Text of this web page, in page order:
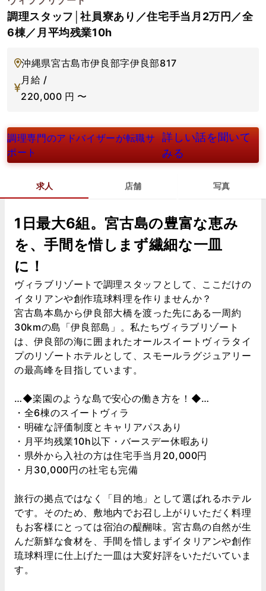
調理スタッフ│社員寮あり／住宅手当月2万円／全
6棟／月平均残業10h
沖縄県宮古島市伊良部字伊良部817
月給 /
220,000 円 〜
調理専門のアドバイザーが転職サ
ポート
詳しい話を聞いて
みる
求人 店舗 写真
1日最大6組。宮古島の豊富な恵み
を、手間を惜しまず繊細な一皿
に！
ヴィラブリゾートで調理スタッフとして、ここだけの
イタリアンや創作琉球料理を作りませんか？
宮古島本島から伊良部大橋を渡った先にある一周約
30kmの島「伊良部島」。私たちヴィラブリゾート
は、伊良部の海に囲まれたオールスイートヴィラタイ
プのリゾートホテルとして、スモールラグジュアリー
の最高峰を目指しています。
…◆楽園のような島で安心の働き方を！◆…
・全6棟のスイートヴィラ
・明確な評価制度とキャリアパスあり
・月平均残業10h以下・バースデー休暇あり
・県外から入社の方は住宅手当月20,000円
・月30,000円の社宅も完備
旅行の拠点ではなく「目的地」として選ばれるホテル
です。そのため、敷地内でお召し上がりいただく料理
もお客様にとっては宿泊の醍醐味。宮古島の自然が生
んだ新鮮な食材を、手間を惜しまずイタリアンや創作
琉球料理に仕上げた一皿は大変好評をいただいていま
す。